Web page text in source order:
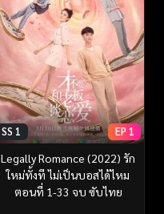
SS 1 EP 1
Legally Romance (2022) รัก
ใหม่ทั้งที ไม่เป็นบอสได้ไหม
ตอนที่ 1-33 จบ ซับไทย